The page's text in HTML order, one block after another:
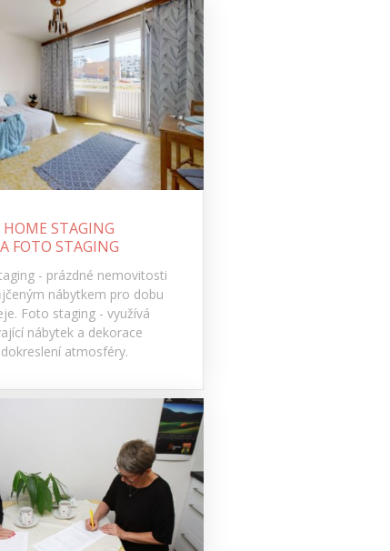
HOME STAGING
A FOTO STAGING
- prázdné nemovitosti
nábytkem pro dobu
Foto staging - využívá
nábytek a dekorace
atmosféry.